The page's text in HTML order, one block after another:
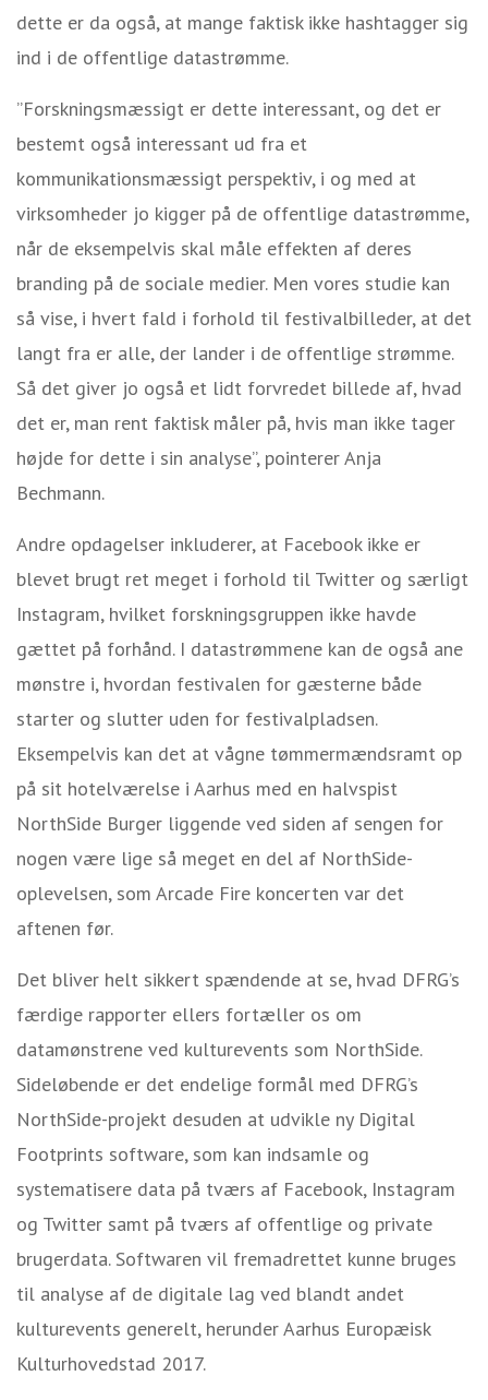
dette er da også, at mange faktisk ikke hashtagger sig
ind i de offentlige datastrømme.
”Forskningsmæssigt er dette interessant, og det er
bestemt også interessant ud fra et
kommunikationsmæssigt perspektiv, i og med at
virksomheder jo kigger på de offentlige datastrømme,
når de eksempelvis skal måle effekten af deres
branding på de sociale medier. Men vores studie kan
så vise, i hvert fald i forhold til festivalbilleder, at det
langt fra er alle, der lander i de offentlige strømme.
Så det giver jo også et lidt forvredet billede af, hvad
det er, man rent faktisk måler på, hvis man ikke tager
højde for dette i sin analyse”, pointerer Anja
Bechmann.
Andre opdagelser inkluderer, at Facebook ikke er
blevet brugt ret meget i forhold til Twitter og særligt
Instagram, hvilket forskningsgruppen ikke havde
gættet på forhånd. I datastrømmene kan de også ane
mønstre i, hvordan festivalen for gæsterne både
starter og slutter uden for festivalpladsen.
Eksempelvis kan det at vågne tømmermændsramt op
på sit hotelværelse i Aarhus med en halvspist
NorthSide Burger liggende ved siden af sengen for
nogen være lige så meget en del af NorthSide-
oplevelsen, som Arcade Fire koncerten var det
aftenen før.
Det bliver helt sikkert spændende at se, hvad DFRG’s
færdige rapporter ellers fortæller os om
datamønstrene ved kulturevents som NorthSide.
Sideløbende er det endelige formål med DFRG’s
NorthSide-projekt desuden at udvikle ny Digital
Footprints software, som kan indsamle og
systematisere data på tværs af Facebook, Instagram
og Twitter samt på tværs af offentlige og private
brugerdata. Softwaren vil fremadrettet kunne bruges
til analyse af de digitale lag ved blandt andet
kulturevents generelt, herunder Aarhus Europæisk
Kulturhovedstad 2017.